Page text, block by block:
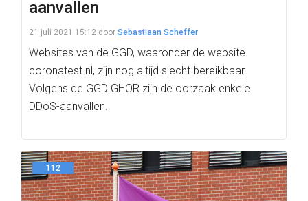
aanvallen
21 juli 2021 15:12 door Sebastiaan Scheffer
Websites van de GGD, waaronder de website
coronatest.nl, zijn nog altijd slecht bereikbaar.
Volgens de GGD GHOR zijn de oorzaak enkele
DDoS-aanvallen.
112